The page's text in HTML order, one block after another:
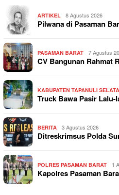
ARTIKEL 8 Agustus 2026
Pilwana di Pasaman
PASAMAN BARAT 7 Agustus
CV Bangunan Rahmat
KABUPATEN TAPANULI
Truck Bawa Pasir
BERITA 3 Agustus 2026
Ditreskrimsus Polda
POLRES PASAMAN BARAT 1
Kapolres Pasaman